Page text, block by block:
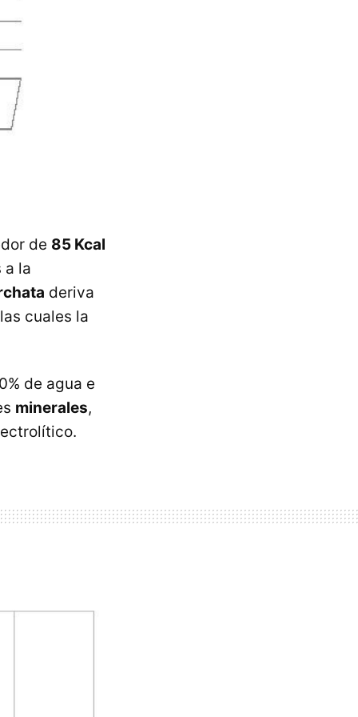
de 85 Kcal
a la
deriva
cuales la
de agua e
minerales,